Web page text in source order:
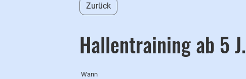
Zurück
Hallentraining ab 5 J.
Wann